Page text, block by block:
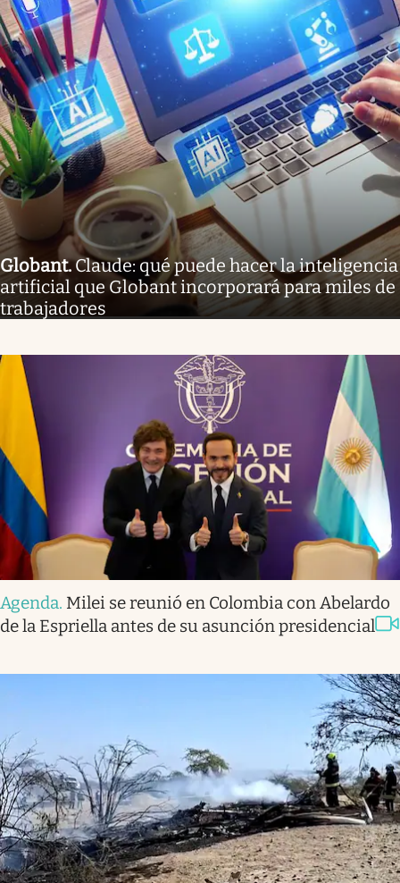
Globant.Claude: qué puede hacer la inteligencia
artificial que Globant incorporará para miles de
trabajadores
Agenda. Milei se reunió en Colombia con Abelardo
de la Espriella antes de su asunción presidencial